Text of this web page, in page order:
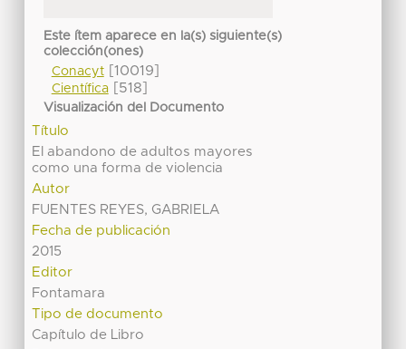
Este ítem aparece en la(s) siguiente(s)
colección(ones)
Conacyt[10019]
Científica[518]
Visualización del Documento
Título
El abandono de adultos mayores
como una forma de violencia
Autor
FUENTES REYES, GABRIELA
Fecha de publicación
2015
Editor
Fontamara
Tipo de documento
Capítulo de Libro